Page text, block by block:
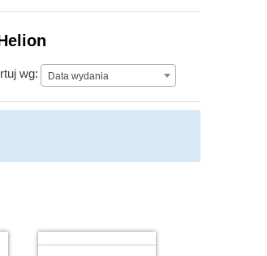
wg: Data wydania
Data wydania